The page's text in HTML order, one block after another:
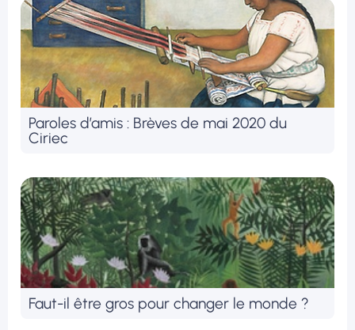
Paroles d’amis : Brèves de mai 2020 du
Ciriec
Faut-il être gros pour changer le monde ?